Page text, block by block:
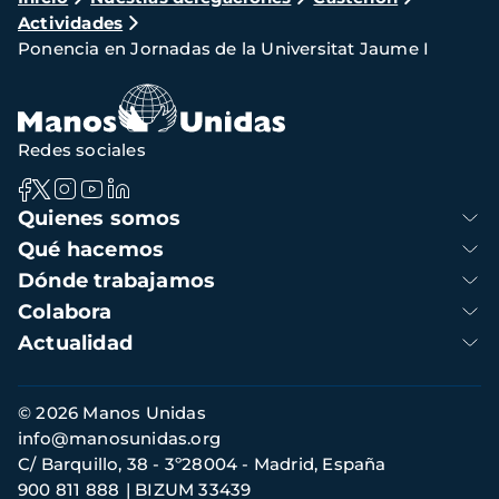
de
navegación
Actividades
Ponencia en Jornadas de la Universitat Jaume I
Navegación
principal
Quienes somos
Qué hacemos
Dónde trabajamos
Colabora
Actualidad
Redes sociales
Información
de
contacto
© 2026 Manos Unidas
C/ Barquillo, 38 - 3º28004 - Madrid, España
900 811 888
BIZUM 33439
info@manosunidas.org